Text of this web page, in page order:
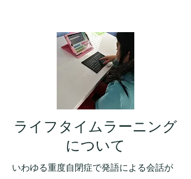
ライフタイムラーニング
について
いわゆる重度自閉症で発語による会話が